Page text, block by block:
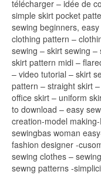
télécharger – idée de
simple skirt pocket
sewing beginners,
clothing pattern –
sewing – skirt sewing
skirt pattern midi –
– video tutorial – skirt
pattern – straight skirt
office skirt – uniform
to download – easy
creation-model
sewingbas woman
fashion designer -
sewing clothes –
sewng patterns -